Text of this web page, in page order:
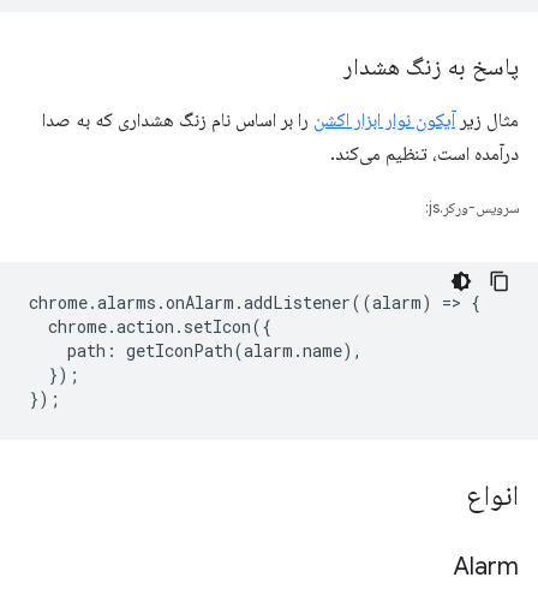
پاسخ به زنگ هشدار
مثال زیر آیکون نوار ابزار اکشن را بر اساس نام زنگ هشداری که به صدا
درآمده است، تنظیم می‌کند.
سرویس-ورکر.js:
chrome.alarms .onAlarm .addListener((alarm) => {
chrome.action . setIcon({
path : getIconPath(alarm .name),
});
});
انواع
Alarm